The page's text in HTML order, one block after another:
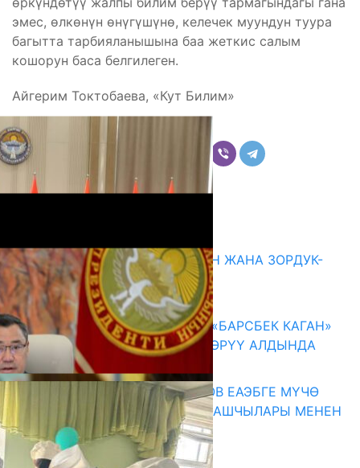
эмес, өлкөнүн өнүгүшүнө, келечек муундун туура
багытта тарбияланышына баа жеткис салым
кошорун баса белгилеген.
Айгерим Токтобаева, «Кут Билим»
Комментарийлер
ГЕНДЕРДИК БАСМЫРЛООДОН ЖАНА ЗОРДУК-
ЗОМБУЛУКТАН КОРГОО
07.08.2026
КЫРГЫЗ ТАРЫХЫ ТАСМАДА: «БАРСБЕК КАГАН»
КӨРКӨМ ТАСМАСЫ ЖАРЫК КӨРҮҮ АЛДЫНДА
07.08.2026
ПРЕЗИДЕНТ САДЫР ЖАПАРОВ ЕАЭБГЕ МҮЧӨ
МАМЛЕКЕТТЕРДИН ӨКМӨТ БАШЧЫЛАРЫ МЕНЕН
ЖОЛУГУШТУ
07.08.2026